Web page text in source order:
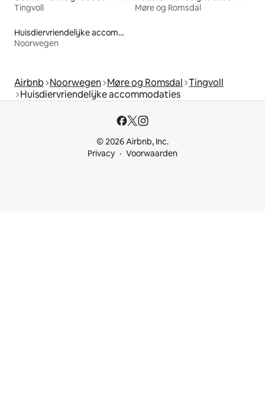
Tingvoll
Møre og Romsdal
Huisdiervriendelijke accommodaties
Noorwegen
Airbnb Noorwegen Møre og Romsdal Tingvoll
Huisdiervriendelijke accommodaties
© 2026 Airbnb, Inc.
Privacy
Voorwaarden